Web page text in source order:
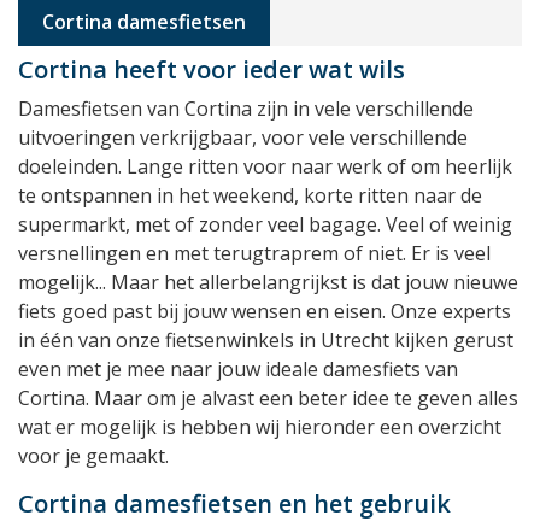
Cortina damesfietsen
Cortina heeft voor ieder wat wils
Damesfietsen van Cortina zijn in vele verschillende
uitvoeringen verkrijgbaar, voor vele verschillende
doeleinden. Lange ritten voor naar werk of om heerlijk
te ontspannen in het weekend, korte ritten naar de
supermarkt, met of zonder veel bagage. Veel of weinig
versnellingen en met terugtraprem of niet. Er is veel
mogelijk... Maar het allerbelangrijkst is dat jouw nieuwe
fiets goed past bij jouw wensen en eisen. Onze experts
in één van onze fietsenwinkels in Utrecht kijken gerust
even met je mee naar jouw ideale damesfiets van
Cortina. Maar om je alvast een beter idee te geven alles
wat er mogelijk is hebben wij hieronder een overzicht
voor je gemaakt.
Cortina damesfietsen en het gebruik